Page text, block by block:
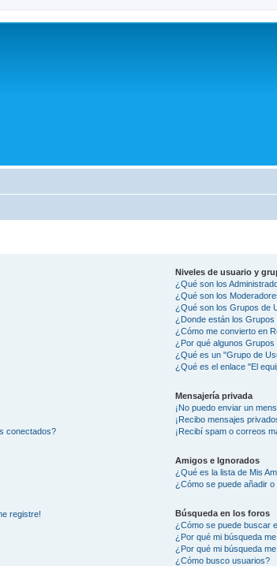
conectados?
registre!
Niveles de usuario y
¿Qué son los
¿Qué son los
¿Qué son los Grupos de
¿Donde están los
¿Cómo me convierto en
¿Por qué algunos
¿Qué es un "Grupo de
¿Qué es el enlace "El
Mensajería privada
¡No puedo enviar un
¡Recibo mensajes
¡Recibí spam o correos
Amigos e Ignorados
¿Qué es la lista de Mis
¿Cómo se puede añadir
Búsqueda en los foros
¿Cómo se puede buscar
¿Por qué mi búsqueda
¿Por qué mi búsqueda
¿Cómo busco usuarios?